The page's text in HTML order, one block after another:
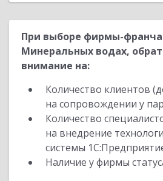
При выборе фирмы-
Минеральных водах,
внимание на:
Количество клиентов
на сопровождении у
Количество
на внедрение
системы
Наличие у фирмы